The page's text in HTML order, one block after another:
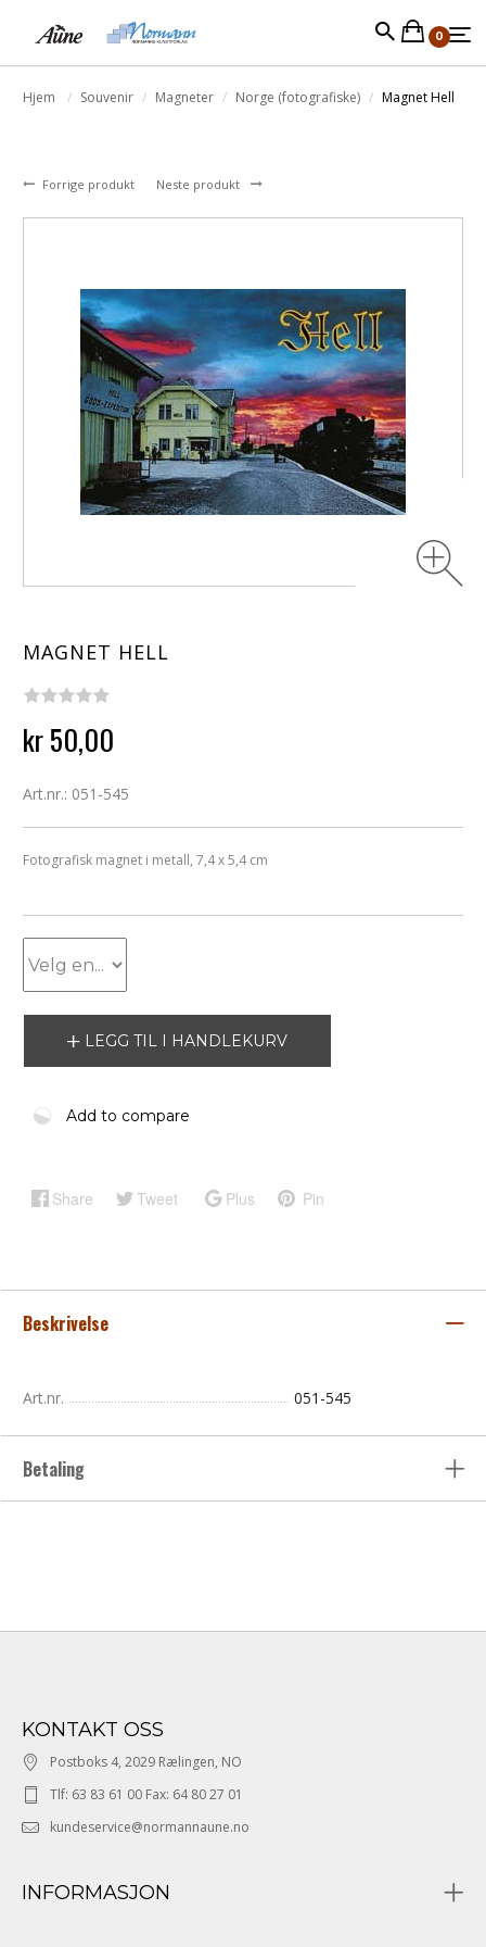
0
Hjem Souvenir Magneter Norge (fotografiske) Magnet Hell
Forrige produkt Neste produkt
MAGNET HELL
kr 50,00
Art.nr.: 051-545
Fotografisk magnet i metall, 7,4 x 5,4 cm
LEGG TIL I HANDLEKURV
Add to compare
Share Tweet Plus Pin
Beskrivelse
Art.nr. 051-545
Betaling
KONTAKT OSS
Postboks 4, 2029 Rælingen, NO
Tlf: 63 83 61 00 Fax: 64 80 27 01
kundeservice@normannaune.no
INFORMASJON